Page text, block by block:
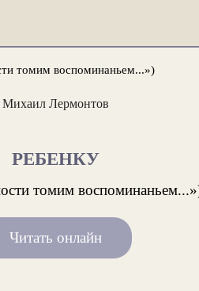
томим воспоминаньем...»)
Михаил Лермонтов
РЕБЕНКУ
томим
Читать онлайн